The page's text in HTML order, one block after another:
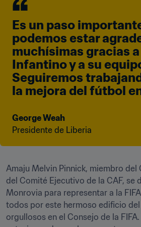
Es un paso
podemos estar
muchísimas gracias
Infantino y a su
Seguiremos
la mejora del fútbol
George Weah
Presidente de Liberia
Amaju Melvin Pinnick, miembro del
del Comité Ejecutivo de la CAF, se
Monrovia para representar a la
todos por este hermoso edificio
orgullosos en el Consejo de la